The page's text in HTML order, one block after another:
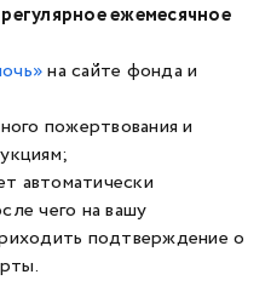
ежемесячное
на сайте фонда и
пожертвования и
автоматически
чего на вашу
подтверждение о